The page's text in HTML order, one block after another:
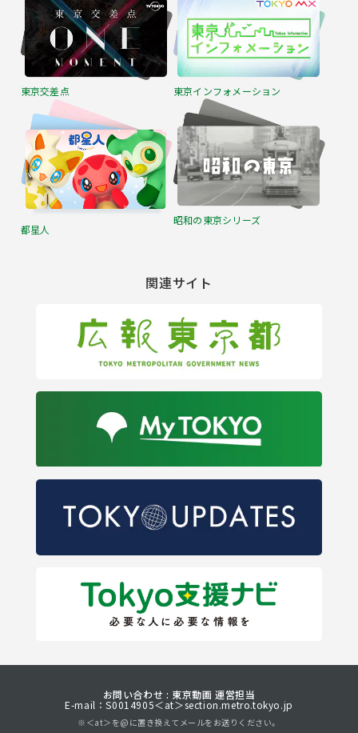
東京交差点 東京インフォメーション
都星人
昭和の東京シリーズ
関連サイト
お問い合わせ : 東京動画 運営担当
E-mail：S0014905＜at＞section.metro.tokyo.jp
※＜at＞を@に置き換えてメールをお送りください。